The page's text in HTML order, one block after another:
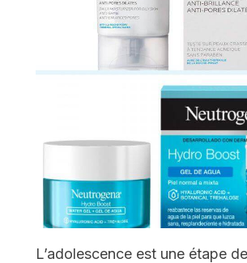
L’adolescence est une étape